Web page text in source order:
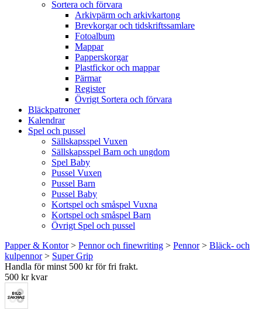
Sortera och förvara
Arkivpärm och arkivkartong
Brevkorgar och tidskriftssamlare
Fotoalbum
Mappar
Papperskorgar
Plastfickor och mappar
Pärmar
Register
Övrigt Sortera och förvara
Bläckpatroner
Kalendrar
Spel och pussel
Sällskapsspel Vuxen
Sällskapsspel Barn och ungdom
Spel Baby
Pussel Vuxen
Pussel Barn
Pussel Baby
Kortspel och småspel Vuxna
Kortspel och småspel Barn
Övrigt Spel och pussel
Papper & Kontor> Pennor och finewriting > Pennor> Bläck- och
kulpennor> Super Grip
Handla för minst 500 kr för fri frakt.
500 kr kvar